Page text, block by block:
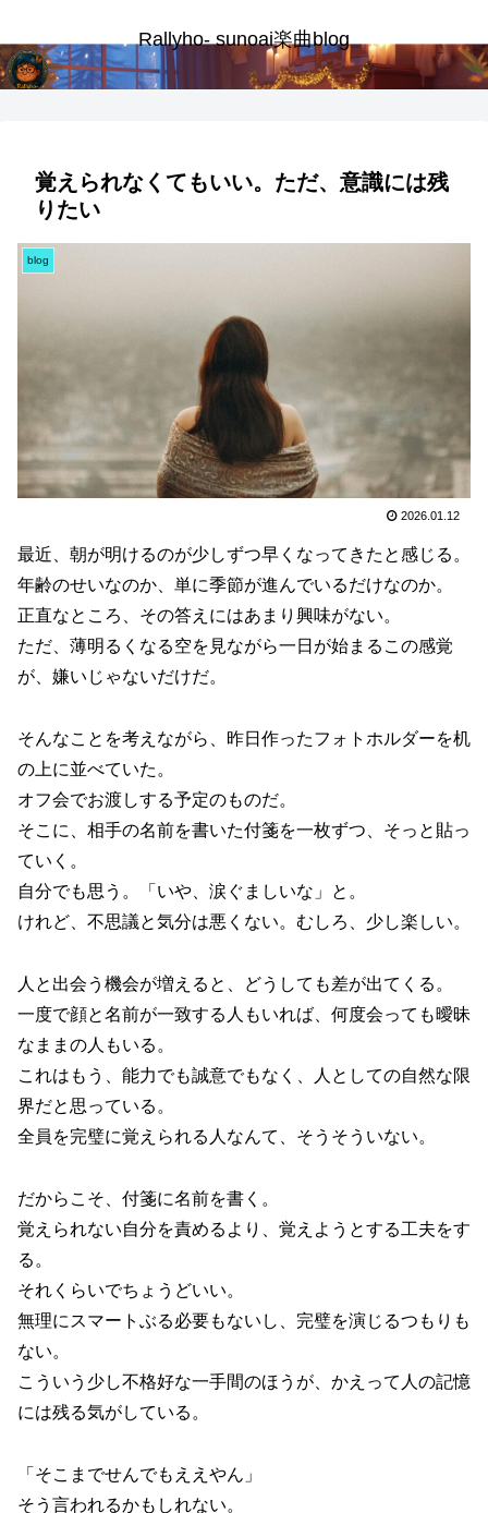
Rallyho- sunoai楽曲blog
覚えられなくてもいい。ただ、意識には残
りたい
blog
2026.01.12
最近、朝が明けるのが少しずつ早くなってきたと感じる。
年齢のせいなのか、単に季節が進んでいるだけなのか。
正直なところ、その答えにはあまり興味がない。
ただ、薄明るくなる空を見ながら一日が始まるこの感覚
が、嫌いじゃないだけだ。
そんなことを考えながら、昨日作ったフォトホルダーを机
の上に並べていた。
オフ会でお渡しする予定のものだ。
そこに、相手の名前を書いた付箋を一枚ずつ、そっと貼っ
ていく。
自分でも思う。「いや、涙ぐましいな」と。
けれど、不思議と気分は悪くない。むしろ、少し楽しい。
人と出会う機会が増えると、どうしても差が出てくる。
一度で顔と名前が一致する人もいれば、何度会っても曖昧
なままの人もいる。
これはもう、能力でも誠意でもなく、人としての自然な限
界だと思っている。
全員を完璧に覚えられる人なんて、そうそういない。
だからこそ、付箋に名前を書く。
覚えられない自分を責めるより、覚えようとする工夫をす
る。
それくらいでちょうどいい。
無理にスマートぶる必要もないし、完璧を演じるつもりも
ない。
こういう少し不格好な一手間のほうが、かえって人の記憶
には残る気がしている。
「そこまでせんでもええやん」
そう言われるかもしれない。